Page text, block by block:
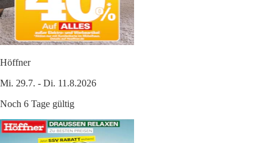
Höffner
Mi. 29.7. - Di. 11.8.2026
Noch 6 Tage gültig